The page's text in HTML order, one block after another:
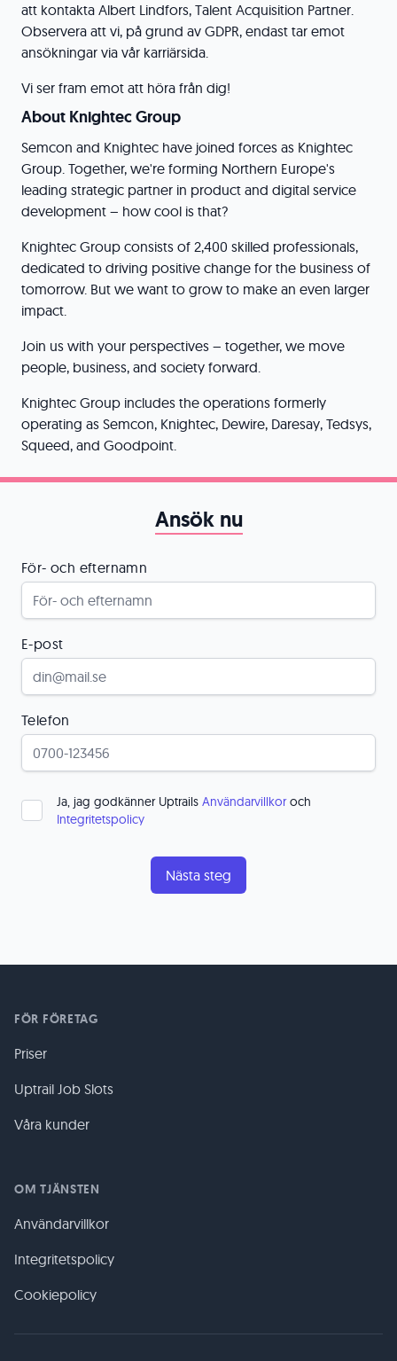
att kontakta Albert Lindfors, Talent Acquisition Partner.
Observera att vi, på grund av GDPR, endast tar emot
ansökningar via vår karriärsida.
Vi ser fram emot att höra från dig!
About Knightec Group
Semcon and Knightec have joined forces as Knightec
Group. Together, we're forming Northern Europe's
leading strategic partner in product and digital service
development – how cool is that?
Knightec Group consists of 2,400 skilled professionals,
dedicated to driving positive change for the business of
tomorrow. But we want to grow to make an even larger
impact.
Join us with your perspectives – together, we move
people, business, and society forward.
Knightec Group includes the operations formerly
operating as Semcon, Knightec, Dewire, Daresay, Tedsys,
Squeed, and Goodpoint.
Ansök nu
För- och efternamn
E-post
Telefon
Ja, jag godkänner Uptrails Användarvillkoroch
Integritetspolicy
FÖR FÖRETAG
Priser
Uptrail Job Slots
Våra kunder
OM TJÄNSTEN
Användarvillkor
Integritetspolicy
Cookiepolicy